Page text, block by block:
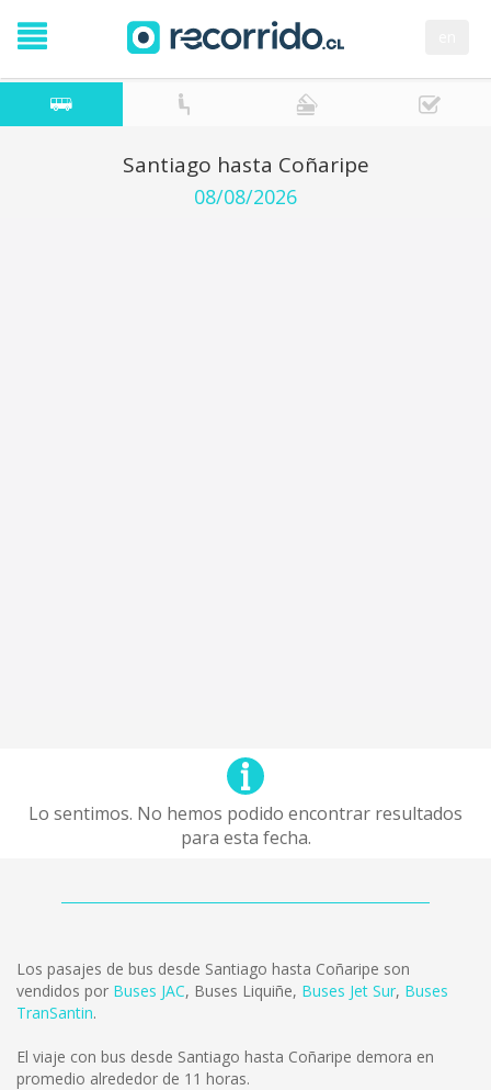
Santiago hasta Coñaripe
08/08/2026
Lo sentimos. No hemos podido encontrar resultados
para esta fecha.
Los pasajes de bus desde Santiago hasta Coñaripe son
vendidos por Buses JAC, Buses Liquiñe, Buses Jet Sur, Buses
TranSantin.
El viaje con bus desde Santiago hasta Coñaripe demora en
promedio alrededor de 11 horas.